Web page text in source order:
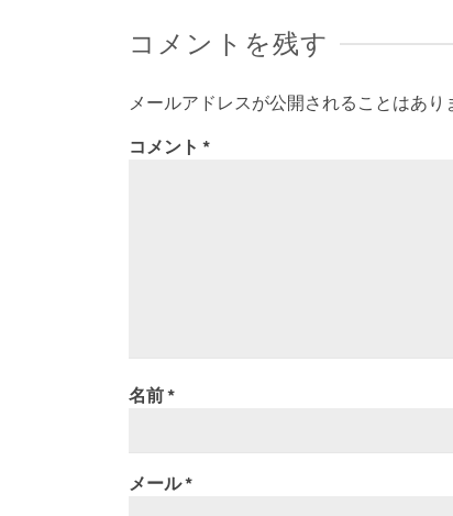
コメントを残す
メールアドレスが公開されることはあり
コメント *
名前*
メール*